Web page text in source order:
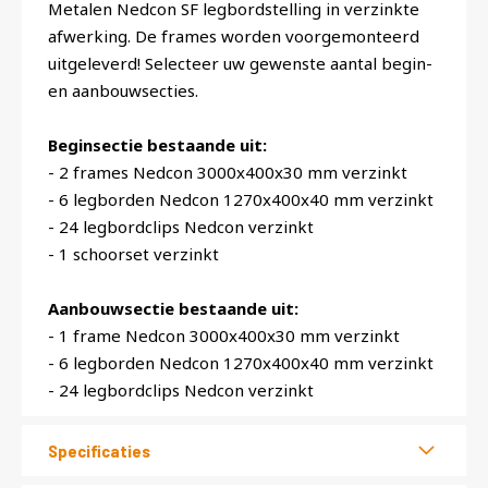
Metalen Nedcon SF legbordstelling in verzinkte
afwerking. De frames worden voorgemonteerd
uitgeleverd! Selecteer uw gewenste aantal begin-
en aanbouwsecties.
Beginsectie bestaande uit:
- 2 frames Nedcon 3000x400x30 mm verzinkt
- 6 legborden Nedcon 1270x400x40 mm verzinkt
- 24 legbordclips Nedcon verzinkt
- 1 schoorset verzinkt
Aanbouwsectie bestaande uit:
- 1 frame Nedcon 3000x400x30 mm verzinkt
- 6 legborden Nedcon 1270x400x40 mm verzinkt
- 24 legbordclips Nedcon verzinkt
Specificaties